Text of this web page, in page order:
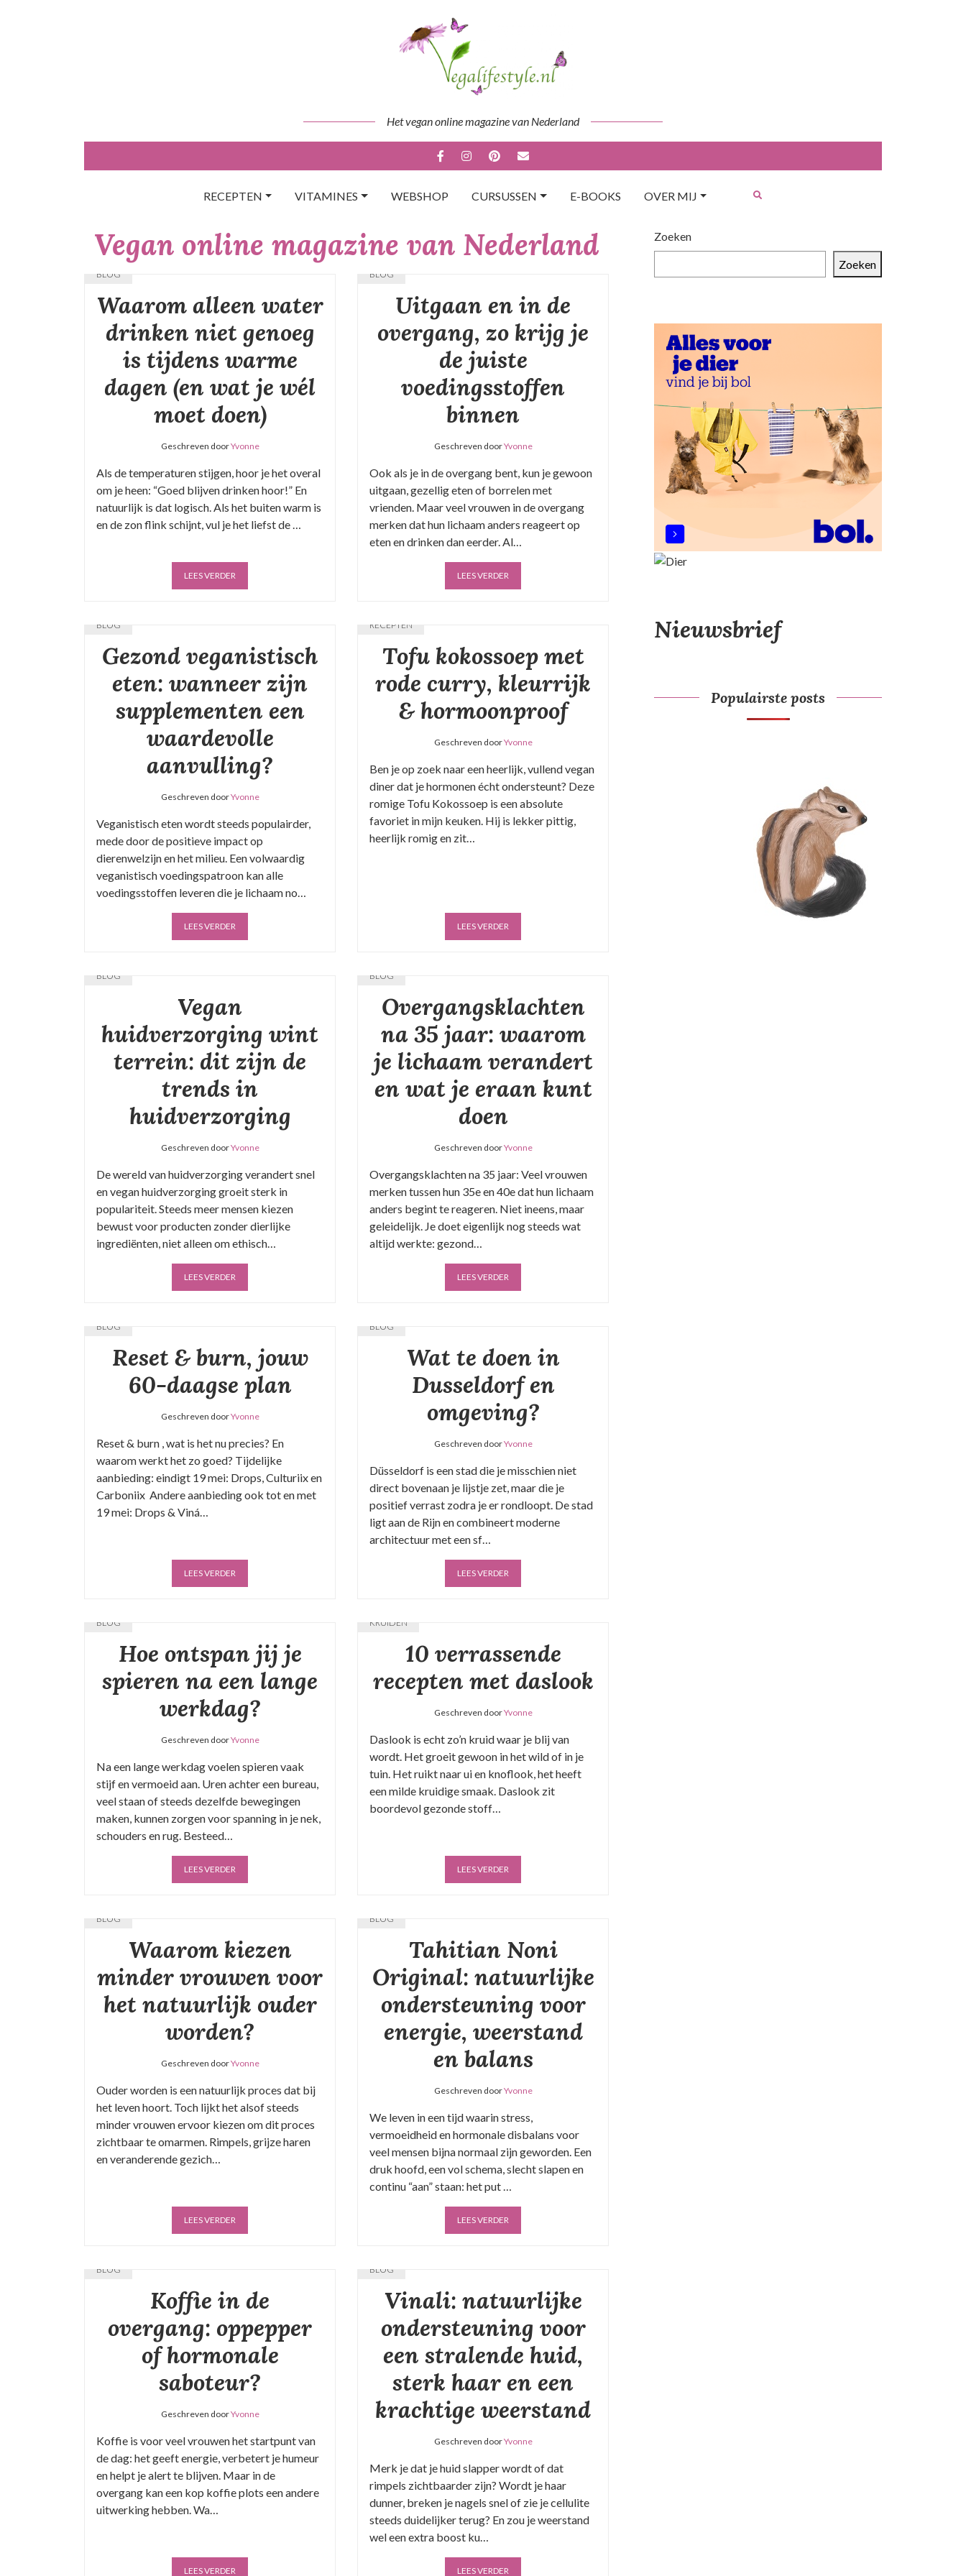
Het vegan online magazine van Nederland
RECEPTEN VITAMINES WEBSHOP CURSUSSEN E-BOOKS OVER MIJ
Vegan online magazine van Nederland
BLOG
Waarom alleen water
drinken niet genoeg
is tijdens warme
dagen (en wat je wél
moet doen)
Geschreven doorYvonne
Als de temperaturen stijgen, hoor je het overal
om je heen: “Goed blijven drinken hoor!” En
natuurlijk is dat logisch. Als het buiten warm is
en de zon flink schijnt, vul je het liefst de …
LEES VERDER
BLOG
Uitgaan en in de
overgang, zo krijg je
de juiste
voedingsstoffen
binnen
Geschreven doorYvonne
Ook als je in de overgang bent, kun je gewoon
uitgaan, gezellig eten of borrelen met
vrienden. Maar veel vrouwen in de overgang
merken dat hun lichaam anders reageert op
eten en drinken dan eerder. Al…
LEES VERDER
BLOG
Gezond veganistisch
eten: wanneer zijn
supplementen een
waardevolle
aanvulling?
Geschreven doorYvonne
Veganistisch eten wordt steeds populairder,
mede door de positieve impact op
dierenwelzijn en het milieu. Een volwaardig
veganistisch voedingspatroon kan alle
voedingsstoffen leveren die je lichaam no…
LEES VERDER
RECEPTEN
Tofu kokossoep met
rode curry, kleurrijk
& hormoonproof
Geschreven doorYvonne
Ben je op zoek naar een heerlijk, vullend vegan
diner dat je hormonen écht ondersteunt? Deze
romige Tofu Kokossoep is een absolute
favoriet in mijn keuken. Hij is lekker pittig,
heerlijk romig en zit…
LEES VERDER
BLOG
Vegan
huidverzorging wint
terrein: dit zijn de
trends in
huidverzorging
Geschreven doorYvonne
De wereld van huidverzorging verandert snel
en vegan huidverzorging groeit sterk in
populariteit. Steeds meer mensen kiezen
bewust voor producten zonder dierlijke
ingrediënten, niet alleen om ethisch…
LEES VERDER
BLOG
Overgangsklachten
na 35 jaar: waarom
je lichaam verandert
en wat je eraan kunt
doen
Geschreven doorYvonne
Overgangsklachten na 35 jaar: Veel vrouwen
merken tussen hun 35e en 40e dat hun lichaam
anders begint te reageren. Niet ineens, maar
geleidelijk. Je doet eigenlijk nog steeds wat
altijd werkte: gezond…
LEES VERDER
BLOG
Reset & burn, jouw
60-daagse plan
Geschreven doorYvonne
Reset & burn , wat is het nu precies? En
waarom werkt het zo goed? Tijdelijke
aanbieding: eindigt 19 mei: Drops, Culturiix en
Carboniix Andere aanbieding ook tot en met
19 mei: Drops & Viná…
LEES VERDER
BLOG
Wat te doen in
Dusseldorf en
omgeving?
Geschreven doorYvonne
Düsseldorf is een stad die je misschien niet
direct bovenaan je lijstje zet, maar die je
positief verrast zodra je er rondloopt. De stad
ligt aan de Rijn en combineert moderne
architectuur met een sf…
LEES VERDER
BLOG
Hoe ontspan jij je
spieren na een lange
werkdag?
Geschreven doorYvonne
Na een lange werkdag voelen spieren vaak
stijf en vermoeid aan. Uren achter een bureau,
veel staan of steeds dezelfde bewegingen
maken, kunnen zorgen voor spanning in je nek,
schouders en rug. Besteed…
LEES VERDER
KRUIDEN
10 verrassende
recepten met daslook
Geschreven doorYvonne
Daslook is echt zo’n kruid waar je blij van
wordt. Het groeit gewoon in het wild of in je
tuin. Het ruikt naar ui en knoflook, het heeft
een milde kruidige smaak. Daslook zit
boordevol gezonde stoff…
LEES VERDER
BLOG
Waarom kiezen
minder vrouwen voor
het natuurlijk ouder
worden?
Geschreven doorYvonne
Ouder worden is een natuurlijk proces dat bij
het leven hoort. Toch lijkt het alsof steeds
minder vrouwen ervoor kiezen om dit proces
zichtbaar te omarmen. Rimpels, grijze haren
en veranderende gezich…
LEES VERDER
BLOG
Tahitian Noni
Original: natuurlijke
ondersteuning voor
energie, weerstand
en balans
Geschreven doorYvonne
We leven in een tijd waarin stress,
vermoeidheid en hormonale disbalans voor
veel mensen bijna normaal zijn geworden. Een
druk hoofd, een vol schema, slecht slapen en
continu “aan” staan: het put …
LEES VERDER
BLOG
Koffie in de
overgang: oppepper
of hormonale
saboteur?
Geschreven doorYvonne
Koffie is voor veel vrouwen het startpunt van
de dag: het geeft energie, verbetert je humeur
en helpt je alert te blijven. Maar in de
overgang kan een kop koffie plots een andere
uitwerking hebben. Wa…
LEES VERDER
BLOG
Vinali: natuurlijke
ondersteuning voor
een stralende huid,
sterk haar en een
krachtige weerstand
Geschreven doorYvonne
Merk je dat je huid slapper wordt of dat
rimpels zichtbaarder zijn? Wordt je haar
dunner, breken je nagels snel of zie je cellulite
steeds duidelijker terug? En zou je weerstand
wel een extra boost ku…
LEES VERDER
Zoeken
Zoeken
Nieuwsbrief
Populairste posts